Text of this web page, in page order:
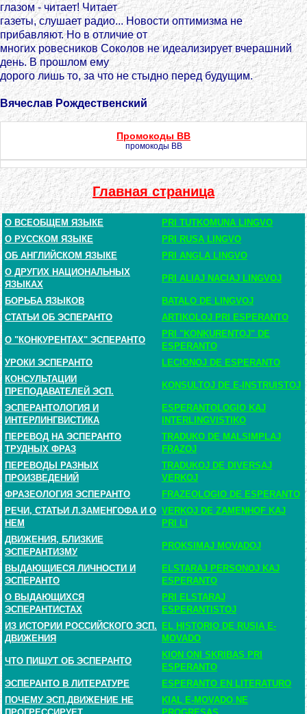
глазом - читает! Читает
газеты, слушает радио... Новости оптимизма не
прибавляют. Но в отличие от
многих ровесников Соколов не идеализирует вчерашний
день. В прошлом ему
дорого лишь то, за что не стыдно перед будущим.
Вячеслав Рождественский
Промокоды BB
промокоды BB
Главная страница
О ВСЕОБЩЕМ ЯЗЫКЕ
PRI TUTKOMUNA LINGVO
О РУССКОМ ЯЗЫКЕ
PRI RUSA LINGVO
ОБ АНГЛИЙСКОМ ЯЗЫКЕ
PRI ANGLA LINGVO
О ДРУГИХ НАЦИОНАЛЬНЫХ
ЯЗЫКАХ
PRI ALIAJ NACIAJ LINGVOJ
БОРЬБА ЯЗЫКОВ
BATALO DE LINGVOJ
СТАТЬИ ОБ ЭСПЕРАНТО
ARTIKOLOJ PRI ESPERANTO
О "КОНКУРЕНТАХ" ЭСПЕРАНТО
PRI "KONKURENTOJ" DE
ESPERANTO
УРОКИ ЭСПЕРАНТО
LECIONOJ DE ESPERANTO
КОНСУЛЬТАЦИИ
ПРЕПОДАВАТЕЛЕЙ ЭСП.
KONSULTOJ DE E-INSTRUISTOJ
ЭСПЕРАНТОЛОГИЯ И
ИНТЕРЛИНГВИСТИКА
ESPERANTOLOGIO KAJ
INTERLINGVISTIKO
ПЕРЕВОД НА ЭСПЕРАНТО
ТРУДНЫХ ФРАЗ
TRADUKO DE MALSIMPLAJ
FRAZOJ
ПЕРЕВОДЫ РАЗНЫХ
ПРОИЗВЕДЕНИЙ
TRADUKOJ DE DIVERSAJ
VERKOJ
ФРАЗЕОЛОГИЯ ЭСПЕРАНТО
FRAZEOLOGIO DE ESPERANTO
РЕЧИ, СТАТЬИ Л.ЗАМЕНГОФА И О
НЕМ
VERKOJ DE ZAMENHOF KAJ
PRI LI
ДВИЖЕНИЯ, БЛИЗКИЕ
ЭСПЕРАНТИЗМУ
PROKSIMAJ MOVADOJ
ВЫДАЮЩИЕСЯ ЛИЧНОСТИ И
ЭСПЕРАНТО
ELSTARAJ PERSONOJ KAJ
ESPERANTO
О ВЫДАЮЩИХСЯ
ЭСПЕРАНТИСТАХ
PRI ELSTARAJ
ESPERANTISTOJ
ИЗ ИСТОРИИ РОССИЙСКОГО ЭСП.
ДВИЖЕНИЯ
EL HISTORIO DE RUSIA E-
MOVADO
ЧТО ПИШУТ ОБ ЭСПЕРАНТО
KION ONI SKRIBAS PRI
ESPERANTO
ЭСПЕРАНТО В ЛИТЕРАТУРЕ
ESPERANTO EN LITERATURO
ПОЧЕМУ ЭСП.ДВИЖЕНИЕ НЕ
KIAL E-MOVADO NE